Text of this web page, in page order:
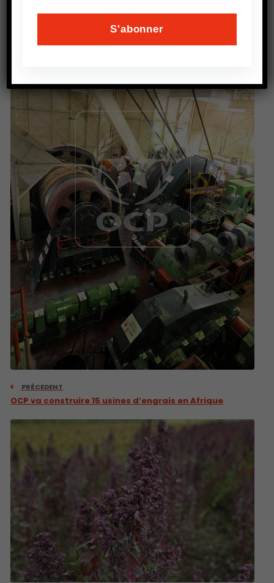
PRÉCEDENT
OCP va construire 15 usines d’engrais en Afrique